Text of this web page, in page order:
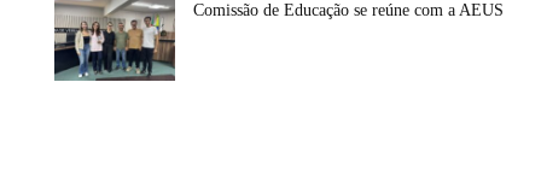
Comissão de Educação se reúne com a AEUS